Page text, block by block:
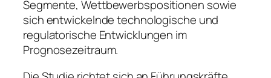
Segmente, Wettbewerbspositionen sowie
sich entwickelnde technologische und
regulatorische Entwicklungen im
Prognosezeitraum.